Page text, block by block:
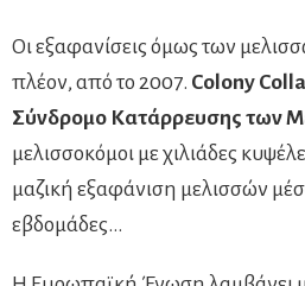
Οι εξαφανίσεις όμως των
πλέον, από το 2007. Colony
Σύνδρομο Κατάρρευσης των
μελισσοκόμοι με χιλιάδες
μαζική εξαφάνιση μελισσών
εβδομάδες…